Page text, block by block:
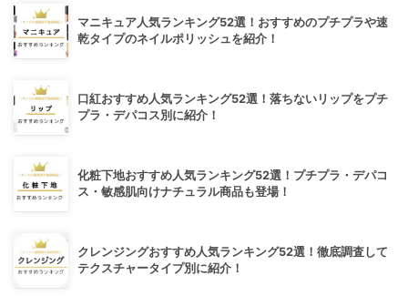
マニキュア人気ランキング52選！おすすめのプチプラや速
乾タイプのネイルポリッシュを紹介！
口紅おすすめ人気ランキング52選！落ちないリップをプチ
プラ・デパコス別に紹介！
化粧下地おすすめ人気ランキング52選！プチプラ・デパコ
ス・敏感肌向けナチュラル商品も登場！
クレンジングおすすめ人気ランキング52選！徹底調査して
テクスチャータイプ別に紹介！